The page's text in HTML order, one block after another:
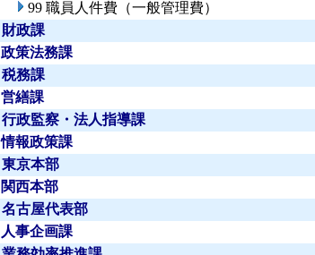
99 職員人件費（一般管理費）
財政課
政策法務課
税務課
営繕課
行政監察・法人指導課
情報政策課
東京本部
関西本部
名古屋代表部
人事企画課